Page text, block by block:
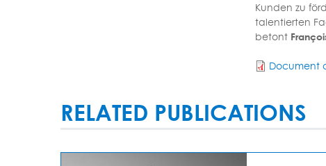
Kunden zu
talentierten
betont
Document
RELATED PUBLICATIONS